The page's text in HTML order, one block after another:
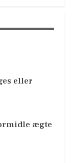
eller
ægte